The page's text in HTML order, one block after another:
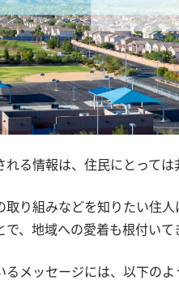
る情報は、住民にとっては
取り組みなどを知りたい住
、地域への愛着も根付いて
メッセージには、以下のよ